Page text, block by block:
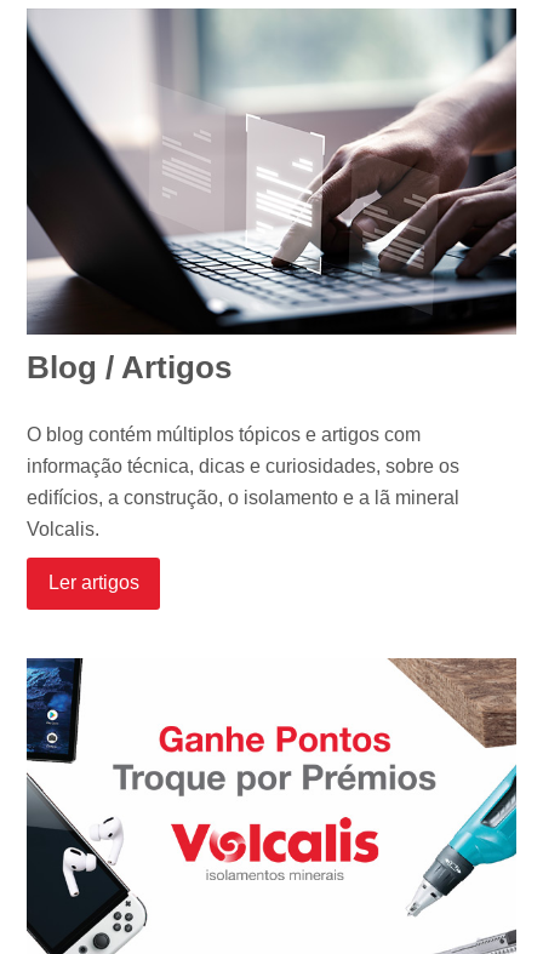
Blog / Artigos
O blog contém múltiplos tópicos e artigos com
informação técnica, dicas e curiosidades, sobre os
edifícios, a construção, o isolamento e a lã mineral
Volcalis.
Ler artigos